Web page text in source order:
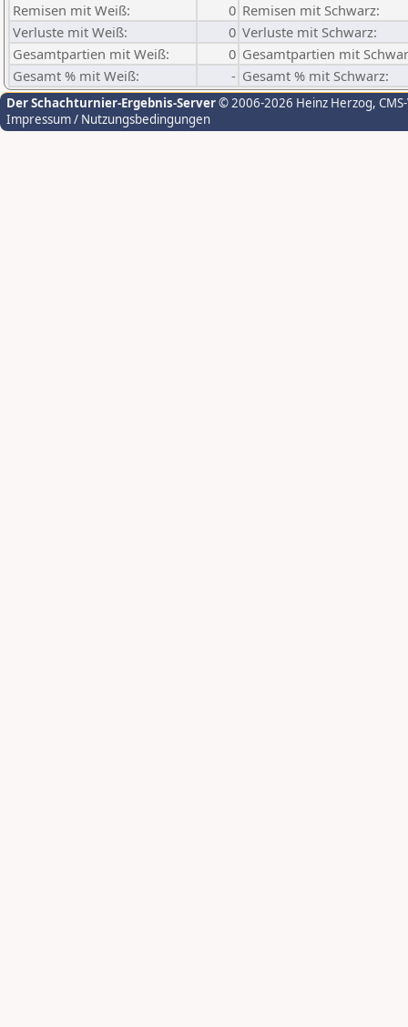
Remisen mit Weiß:
0 Remisen mit Schwarz:
Verluste mit Weiß:
0 Verluste mit Schwarz:
Gesamtpartien mit Weiß:
0 Gesamtpartien mit
Gesamt % mit Weiß:
- Gesamt % mit Schwarz:
Der Schachturnier-Ergebnis-Server© 2006-2026 Heinz Herzog,
Impressum / Nutzungsbedingungen